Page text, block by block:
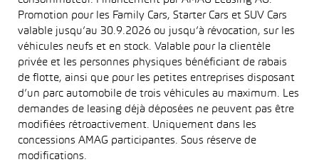
Promotion pour les Family Cars, Starter Cars et SUV Cars
valable jusqu’au 30.9.2026 ou jusqu’à révocation, sur les
véhicules neufs et en stock. Valable pour la clientèle
privée et les personnes physiques bénéficiant de rabais
de flotte, ainsi que pour les petites entreprises disposant
d’un parc automobile de trois véhicules au maximum. Les
demandes de leasing déjà déposées ne peuvent pas être
modifiées rétroactivement. Uniquement dans les
concessions AMAG participantes. Sous réserve de
modifications.